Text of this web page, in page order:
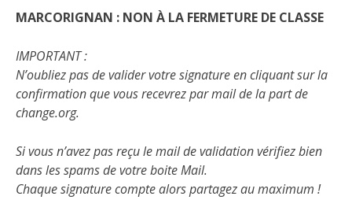
MARCORIGNAN : NON À LA FERMETURE DE CLASSE
IMPORTANT :
N’oubliez pas de valider votre signature en cliquant sur la
confirmation que vous recevrez par mail de la part de
change.org.
Si vous n’avez pas reçu le mail de validation vérifiez bien
dans les spams de votre boite Mail.
Chaque signature compte alors partagez au maximum !